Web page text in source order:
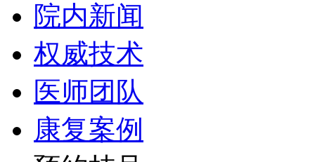
院内新闻
权威技术
医师团队
康复案例